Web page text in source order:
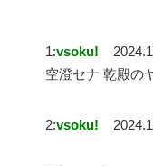
1:vsoku!
空澄セナ 乾殿の
2:vsoku!